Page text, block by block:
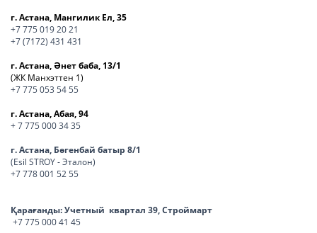
г. Астана, Мангилик Ел, 35
+7 775 019 20 21
+7 (7172) 431 431
г. Астана, Әнет баба, 13/1
(ЖК Манхэттен 1)
+7 775 053 54 55
г. Астана, Абая, 94
+ 7 775 000 34 35
г. Астана, Бөгенбай батыр 8/1
(Esil STROY - Эталон)
+7 778 001 52 55
Қарағанды:Учетный квартал 39, Строймарт
+7 775 000 41 45